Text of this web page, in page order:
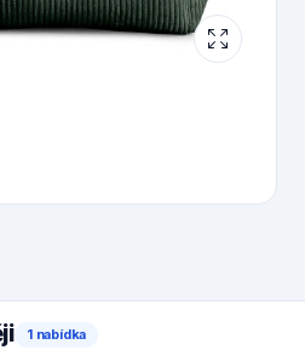
1 nabídka